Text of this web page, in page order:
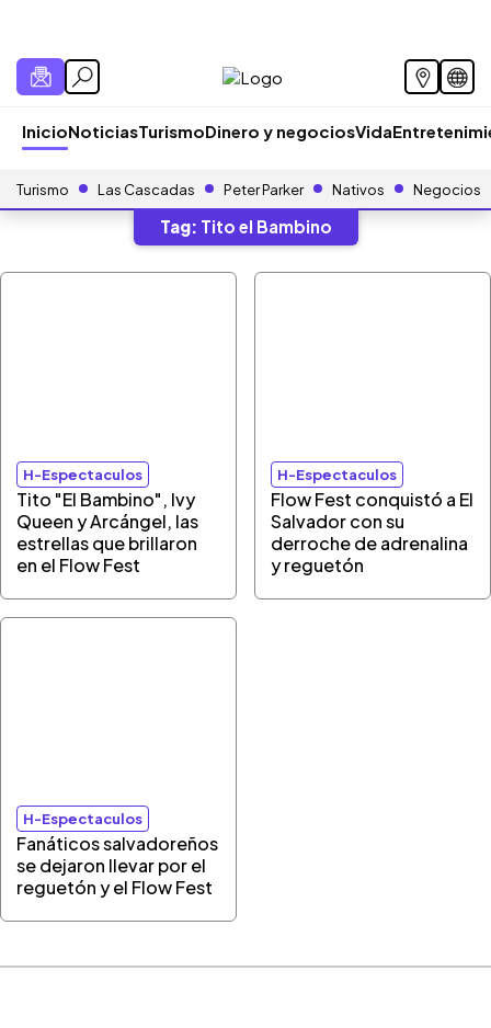
InicioNoticiasTurismoDinero y negociosVida
Turismo Las Cascadas Peter Parker Nativos Negocios
Tag: Tito el Bambino
H-Espectaculos
Tito "El Bambino", Ivy
Queen y Arcángel, las
estrellas que brillaron
en el Flow Fest
H-Espectaculos
Flow Fest conquistó a El
Salvador con su
derroche de adrenalina
y reguetón
H-Espectaculos
Fanáticos salvadoreños
se dejaron llevar por el
reguetón y el Flow Fest